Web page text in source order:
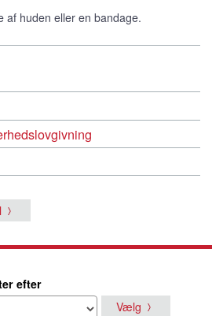
af huden eller en bandage.
efter
Vælg